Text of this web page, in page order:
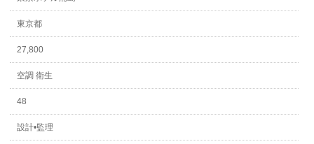
東京都
27,800
空調 衛生
48
設計•監理